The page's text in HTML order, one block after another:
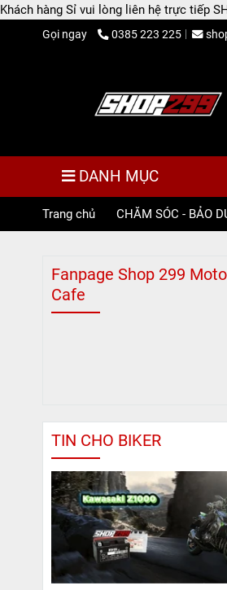
Gọi ngay 0385 223 225
DANH MỤC
Trang chủ CHĂM SÓC - BẢO
Fanpage Shop 299
Cafe
TIN CHO BIKER
Khách hàng Sỉ vui lòng liên hệ trực tiếp